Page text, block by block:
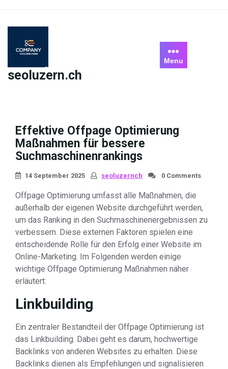
content
seoluzern.ch
Menu
Effektive Offpage Optimierung
Maßnahmen für bessere
Suchmaschinenrankings
14 September 2025 seoluzernch 0 Comments
Offpage Optimierung umfasst alle Maßnahmen, die
außerhalb der eigenen Website durchgeführt werden,
um das Ranking in den Suchmaschinenergebnissen zu
verbessern. Diese externen Faktoren spielen eine
entscheidende Rolle für den Erfolg einer Website im
Online-Marketing. Im Folgenden werden einige
wichtige Offpage Optimierung Maßnahmen näher
erläutert:
Linkbuilding
Ein zentraler Bestandteil der Offpage Optimierung ist
das Linkbuilding. Dabei geht es darum, hochwertige
Backlinks von anderen Websites zu erhalten. Diese
Backlinks dienen als Empfehlungen und signalisieren